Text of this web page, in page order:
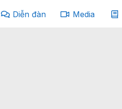
Diễn đàn Media